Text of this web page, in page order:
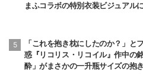
まふコラボの特別衣装ビジュアル
「これを抱き枕にしたのか？」と
惑『リコリス・リコイル』作中の
酔」がまさかの一升瓶サイズの抱